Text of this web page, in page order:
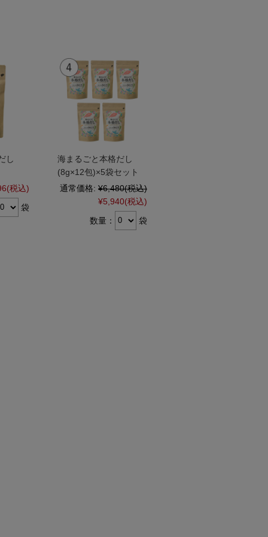
し
(税込)
袋
海まるごと本格だし
(8g×12包)×5袋セット
通常価格: ¥6,480(税込)
¥5,940(税込)
数量：
袋